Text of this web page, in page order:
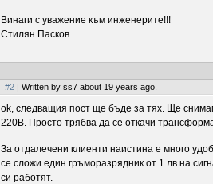
Винаги с уважение към инженерите!!!
Стилян Пасков
#2 | Written by ss7 about 19 years ago.
ok, следващия пост ще бъде за тях. Ще
220В. Просто трябва да се откачи
За отдалечени клиенти наистина е много
се сложи един гръморазрядник от 1 лв на
си работят.